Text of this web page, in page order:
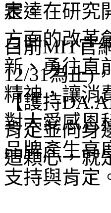
定。
目前MIT官
12/31為止)
【護持
肯定並向身
這顆心，就